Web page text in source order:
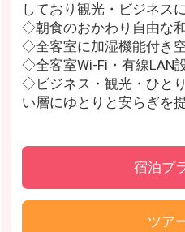
しており観光・ビジネス
◇朝食のおかわり自由な
◇全客室に加湿機能付き
◇全客室Wi-Fi・有線LAN
◇ビジネス・観光・ひと
い層にゆとりと安らぎを
宿泊プ
ツア